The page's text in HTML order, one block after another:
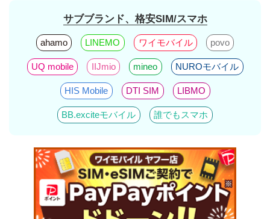
サブブランド、格安SIM/スマホ
ahamo LINEMO ワイモバイル povo
UQ mobile IIJmio mineo NUROモバイル
HIS Mobile DTI SIM LIBMO
BB.exciteモバイル 誰でもスマホ